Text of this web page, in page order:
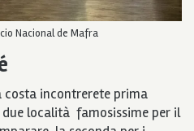
Nacional de Mafra
costa incontrerete prima
località famosissime per il